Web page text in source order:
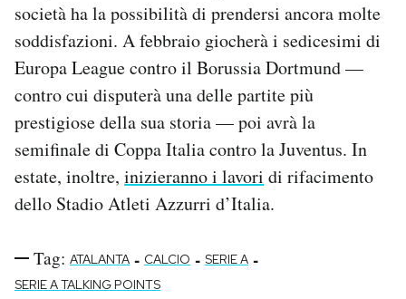
società ha la possibilità di prendersi ancora molte
soddisfazioni. A febbraio giocherà i sedicesimi di
Europa League contro il Borussia Dortmund —
contro cui disputerà una delle partite più
prestigiose della sua storia — poi avrà la
semifinale di Coppa Italia contro la Juventus. In
estate, inoltre, inizieranno i lavori di rifacimento
dello Stadio Atleti Azzurri d’Italia.
Tag: ATALANTA - CALCIO - SERIE A -
SERIE A TALKING POINTS